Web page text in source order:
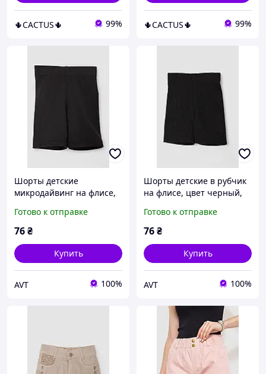
🌵CACTUS🌵 99% 🌵CACTUS🌵 99%
Шорты детские
микродайвинг на флисе,
Готово к отправке
76₴
Купить
AVT 100%
Шорты детские в рубчик
на флисе, цвет черный,
Готово к отправке
76₴
Купить
AVT 100%